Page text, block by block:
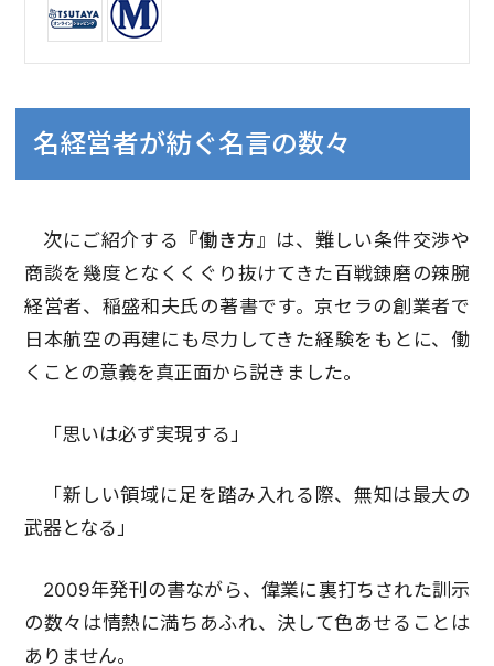
名経営者が紡ぐ名言の数々
次にご紹介する 『働き方』 は、難しい条件交渉や
商談を幾度となくくぐり抜けてきた百戦錬磨の辣腕
経営者、稲盛和夫氏の著書です。京セラの創業者で
日本航空の再建にも尽力してきた経験をもとに、働
くことの意義を真正面から説きました。
「思いは必ず実現する」
「新しい領域に足を踏み入れる際、無知は最大の
武器となる」
2009年発刊の書ながら、偉業に裏打ちされた訓示
の数々は情熱に満ちあふれ、決して色あせることは
ありません。